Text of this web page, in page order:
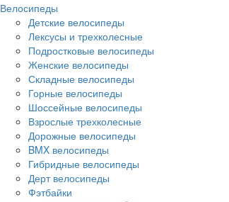
Велосипеды
Детские велосипеды
Лексусы и трехколесные
Подростковые велосипеды
Женские велосипеды
Складные велосипеды
Горные велосипеды
Шоссейные велосипеды
Взрослые трехколесные
Дорожные велосипеды
BMX велосипеды
Гибридные велосипеды
Дерт велосипеды
Фэтбайки